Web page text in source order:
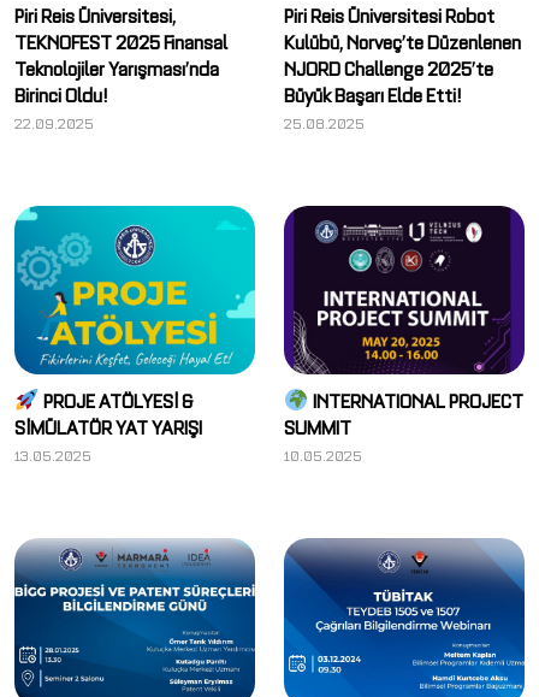
Piri Reis Üniversitesi,
TEKNOFEST 2025 Finansal
Teknolojiler Yarışması’nda
Birinci Oldu!
22.09.2025
Piri Reis Üniversitesi Robot
Kulübü, Norveç’te Düzenlenen
NJORD Challenge 2025’te
Büyük Başarı Elde Etti!
25.08.2025
PROJE ATÖLYESİ &
SİMÜLATÖR YAT YARIŞI
13.05.2025
INTERNATIONAL PROJECT
SUMMIT
10.05.2025